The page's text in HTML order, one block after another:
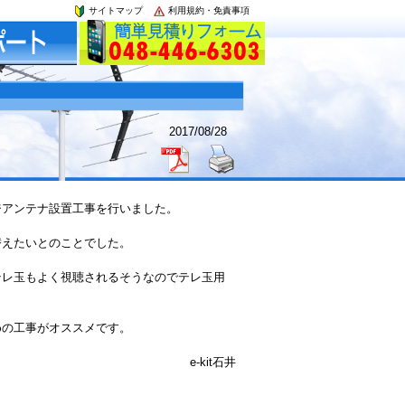
利用規約・免責事項
サイトマップ
2017/08/28
ンテナ設置工事を行いました。
たいとのことでした。
玉もよく視聴されるそうなのでテレ玉用
工事がオススメです。
e-kit石井